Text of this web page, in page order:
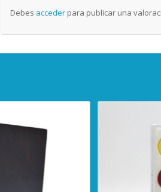
Debes acceder para publicar una